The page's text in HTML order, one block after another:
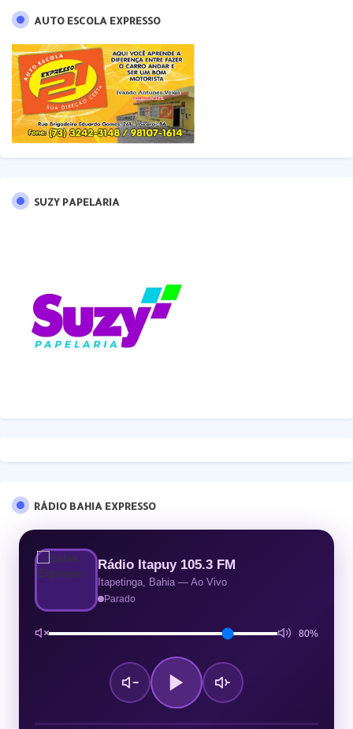
AUTO ESCOLA EXPRESSO
SUZY PAPELARIA
RÁDIO BAHIA EXPRESSO
Rádio Itapuy 105.3 FM
Itapetinga, Bahia — Ao Vivo
Parado
80%